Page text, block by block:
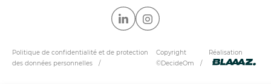
Politique de confidentialité et de protection
des données personnelles
Copyright
©DecideOm
Réalisation